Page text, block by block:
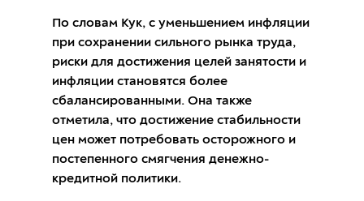
По словам Кук, с уменьшением инфляции
при сохранении сильного рынка труда,
риски для достижения целей занятости и
инфляции становятся более
сбалансированными. Она также
отметила, что достижение стабильности
цен может потребовать осторожного и
постепенного смягчения денежно-
кредитной политики.